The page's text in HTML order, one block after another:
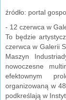
źródło: portal
- 12 czerwca w
To będzie
czerwca w Galerii
Maszyn
nowoczesne
efektownym
organizowaną w
podkreślają w